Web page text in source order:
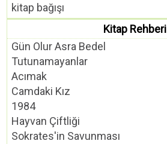
kitap bağışı
Kitap Rehberi
Gün Olur Asra Bedel
Tutunamayanlar
Acımak
Camdaki Kız
1984
Hayvan Çiftliği
Sokrates'in Savunması